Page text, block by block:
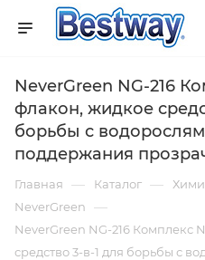
NeverGreen NG-216
флакон, жидкое
борьбы с
поддержания
Главная — Каталог —
NeverGreen —
NeverGreen NG-216 Комплекс
средство 3-в-1 для борьбы с